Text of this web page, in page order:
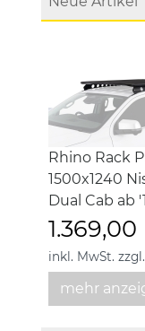
Rhino Rack
1500x1240
Dual Cab ab
1.369,00
inkl. MwSt. zzgl.
mehr